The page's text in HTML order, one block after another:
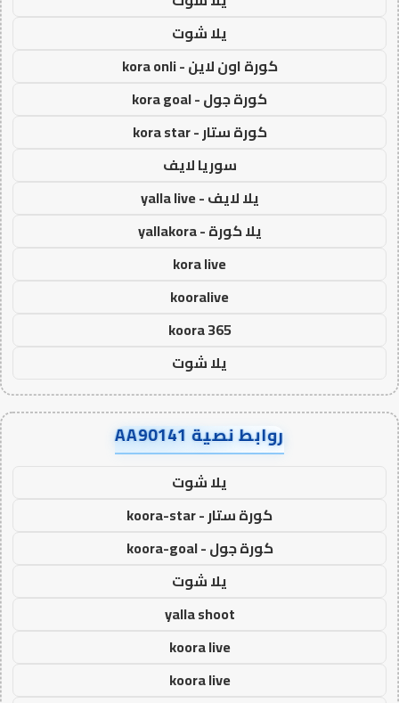
يلا شوت
كورة اون لاين - kora onli
كورة جول - kora goal
كورة ستار - kora star
سوريا لايف
يلا لايف - yalla live
يلا كورة - yallakora
kora live
kooralive
koora 365
يلا شوت
روابط نصية AA90141
يلا شوت
كورة ستار - koora-star
كورة جول - koora-goal
يلا شوت
yalla shoot
koora live
koora live